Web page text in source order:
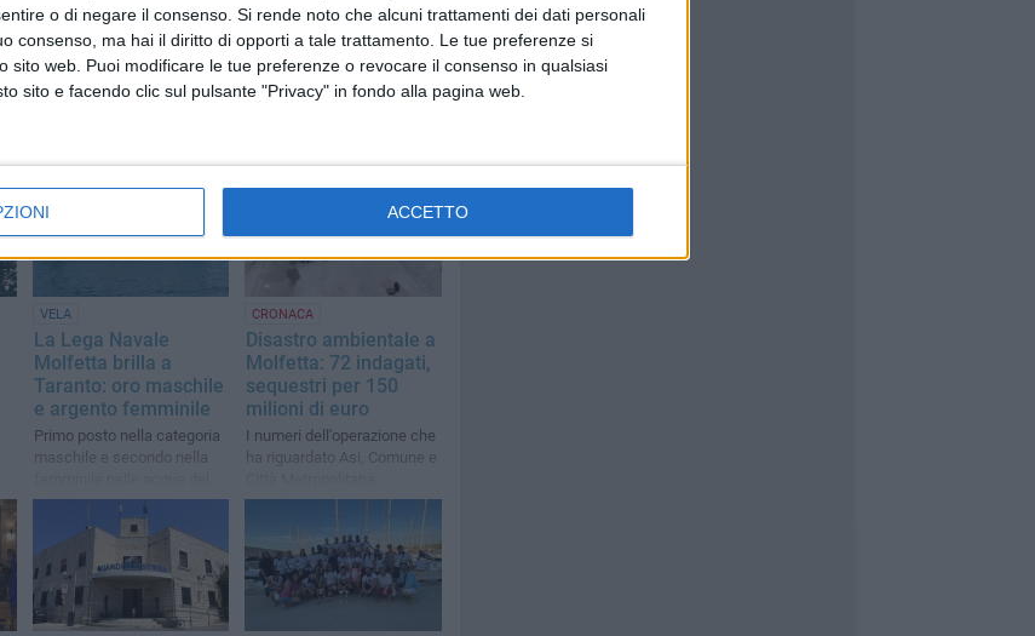
o di negare il consenso. Si rende noto che alcuni trattamenti dei dati personali
consenso, ma hai il diritto di opporti a tale trattamento. Le tue preferenze si
sito web. Puoi modificare le tue preferenze o revocare il consenso in qualsiasi
sito e facendo clic sul pulsante "Privacy" in fondo alla pagina web.
ACCETTO
VELA
La Lega Navale
Molfetta brilla a
Taranto: oro maschile
e argento femminile
Primo posto nella categoria
maschile e secondo nella
Mar Piccolo di Taranto
CRONACA
Disastro ambientale a
Molfetta: 72 indagati,
sequestri per 150
milioni di euro
I numeri dell'operazione che
ha riguardato Asi, Comune e
disposto il sequestro
preventivo di 17 aziende e di
11 pozzi